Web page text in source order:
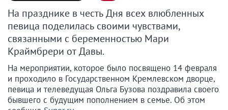
На празднике в честь Дня всех влюбленных
певица поделилась своими чувствами,
связанными с беременностью Мари
Краймбрери от Давы.
На мероприятии, которое было посвящено 14 февраля
и проходило в Государственном Кремлевском дворце,
певица и телеведущая Ольга Бузова поздравила своего
бывшего с будущим пополнением в семье. Об этом